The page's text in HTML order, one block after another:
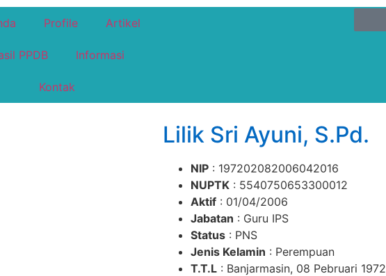
Profile Artikel
PPDB Informasi
Kontak
Lilik Sri Ayuni, S.Pd.
NIP : 197202082006042016
NUPTK : 5540750653300012
Aktif : 01/04/2006
Jabatan : Guru IPS
Status : PNS
Jenis Kelamin : Perempuan
T.T.L : Banjarmasin, 08 Pebruari 1972